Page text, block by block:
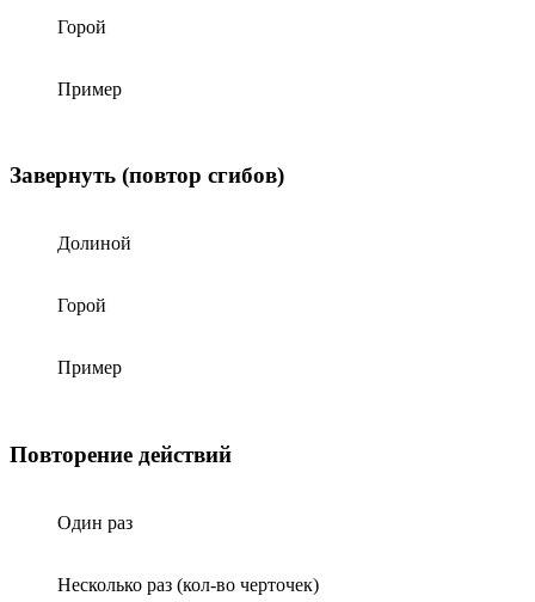
Горой
Пример
Завернуть (повтор сгибов)
Долиной
Горой
Пример
Повторение действий
Один раз
Несколько раз (кол-во черточек)